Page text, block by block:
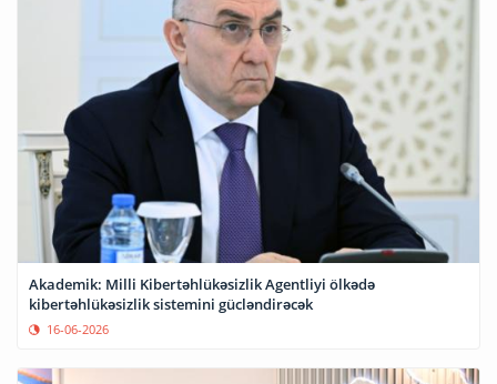
Akademik: Milli Kibertəhlükəsizlik Agentliyi ölkədə
kibertəhlükəsizlik sistemini gücləndirəcək
16-06-2026